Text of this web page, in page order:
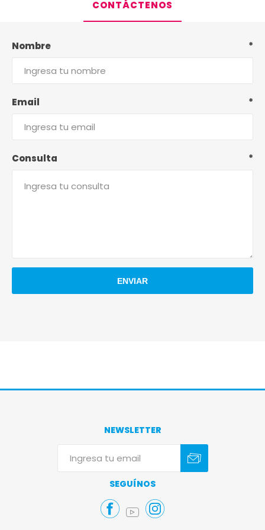
CONTÁCTENOS
Nombre *
Email *
Consulta *
NEWSLETTER
SEGUÍNOS